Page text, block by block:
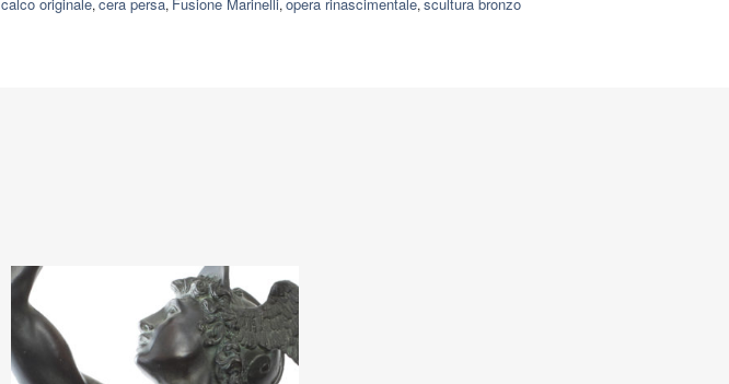
calco originale, cera persa, Fusione Marinelli, opera rinascimentale, scultura bronzo